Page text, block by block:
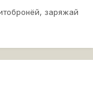
заряжай